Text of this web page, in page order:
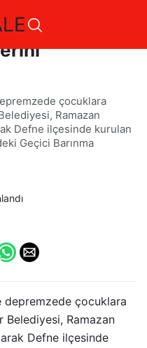
çocuklara
Ramazan
Defne ilçesinde kurulan
Geçici Barınma
depremzede çocuklara
Belediyesi, Ramazan
Defne ilçesinde